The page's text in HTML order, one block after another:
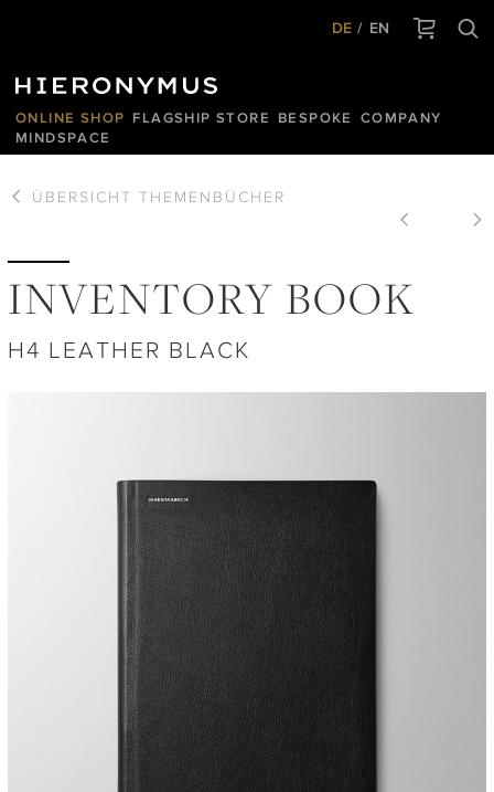
DE EN
ONLINE SHOP FLAGSHIP STORE BESPOKE
COMPANY
MINDSPACE
ÜBERSICHT THEMENBÜCHER
INVENTORY BOOK
H4 LEATHER BLACK